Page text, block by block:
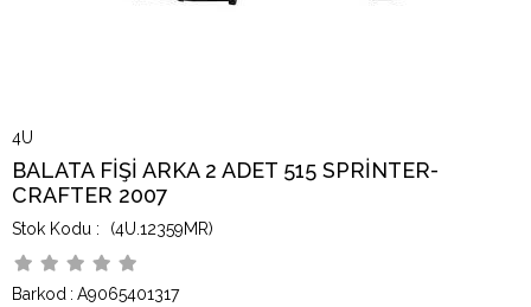
4U
BALATA FİŞİ ARKA 2 ADET 515 SPRİNTER-
CRAFTER 2007
(4U.12359MR)
Barkod : A9065401317